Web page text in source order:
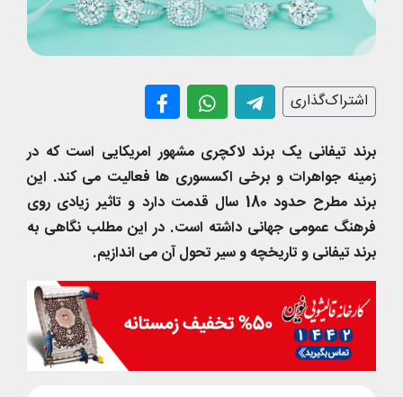
اشتراک‌گذاری
برند تیفانی یک برند لاکچری مشهور امریکایی است که در
زمینه جواهرات و برخی اکسسوری ها فعالیت می کند. این
برند مطرح حدود 180 سال قدمت دارد و تاثیر زیادی روی
فرهنگ عمومی جهانی داشته است. در این مطلب نگاهی به
برند تیفانی و تاریخچه و سیر تحول آن می اندازیم.